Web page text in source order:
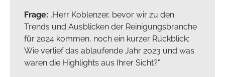
Frage: „Herr Koblenzer, bevor wir zu den
Trends und Ausblicken der Reinigungsbranche
für 2024 kommen, noch ein kurzer Rückblick:
Wie verlief das ablaufende Jahr 2023 und was
waren die Highlights aus Ihrer Sicht?"